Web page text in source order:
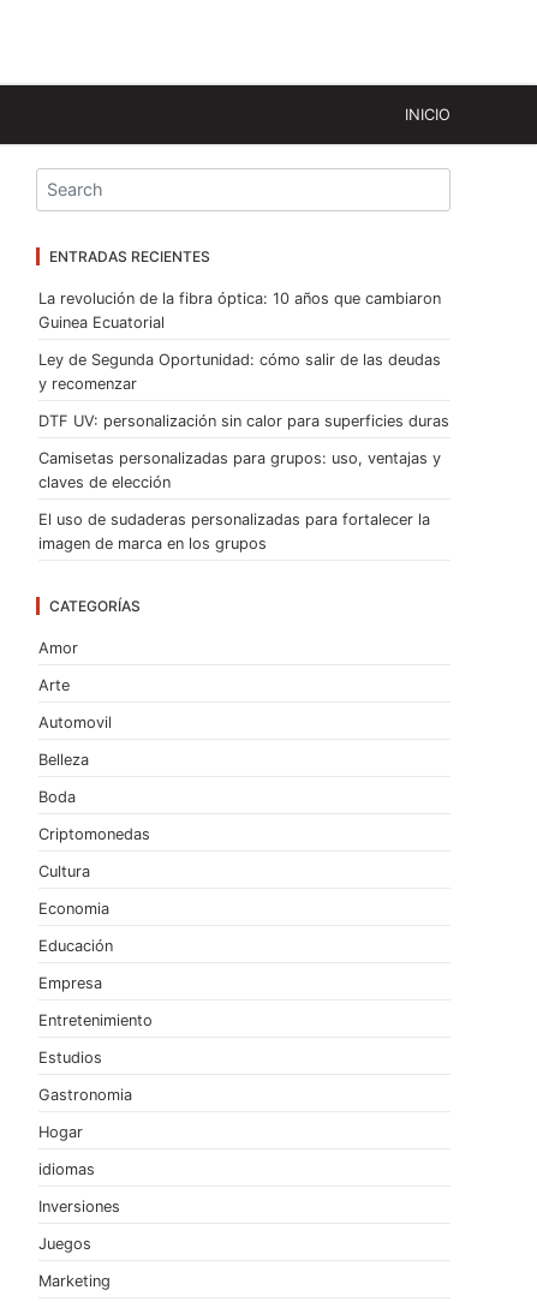
INICIO
ENTRADAS RECIENTES
La revolución de la fibra óptica: 10 años que cambiaron
Guinea Ecuatorial
Ley de Segunda Oportunidad: cómo salir de las deudas
y recomenzar
DTF UV: personalización sin calor para superficies duras
Camisetas personalizadas para grupos: uso, ventajas y
claves de elección
El uso de sudaderas personalizadas para fortalecer la
imagen de marca en los grupos
CATEGORÍAS
Amor
Arte
Automovil
Belleza
Boda
Criptomonedas
Cultura
Economia
Educación
Empresa
Entretenimiento
Estudios
Gastronomia
Hogar
idiomas
Inversiones
Juegos
Marketing